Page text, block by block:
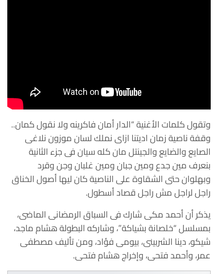
وتقول كلمات الأغنية “الدار أمان فاكرينه ولا نقول كمان..
وقفة ناصية زمان اديتنا ازاى نملك لسان موزون نلاغى
الصايع والضايع والجينتل مان كله سيان فى جزء الثانية
بنعرف مين جدع ومين جبان ومين غلبان وجن وقرد
وبهلوان حتى الشقاوة على الناصية كان ليها أصول الخناق
راجل لراجل مش راجل قصاد أسطول.
يذكر أن أحمد مكى شارك فى السباق الرمضانى الماضى،
بمسلسل “خلصانة بشياكة”، وشاركه البطولة هشام ماجد،
شيكو، دينا الشربينى، بيومى فؤاد، ومن تأليف مصطفى
عمر، وأحمد فتحى، وإخراج هشام فتحى.